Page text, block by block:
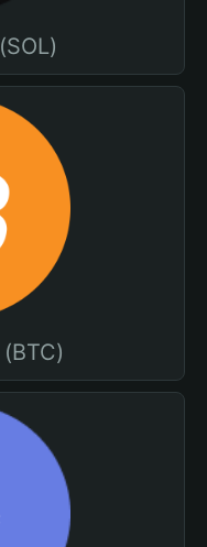
محفظة سولانا (SOL)
محفظة بيتكوين (BTC)